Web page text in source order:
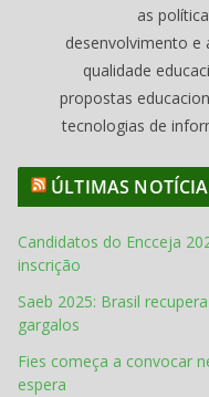
as
desenvolvimento e
qualidade
propostas
tecnologias de
ÚLTIMAS
Candidatos do Encceja
inscrição
Saeb 2025: Brasil
gargalos
Fies começa a convocar
espera